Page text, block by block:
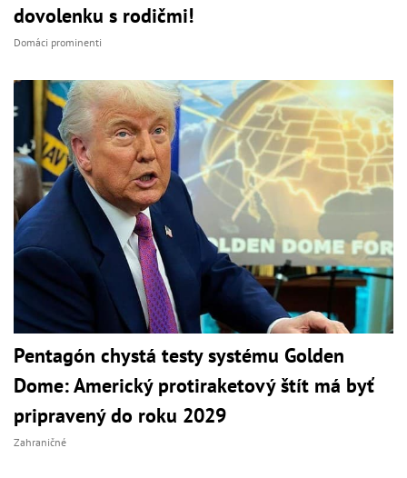
dovolenku s rodičmi!
Domáci prominenti
Pentagón chystá testy systému Golden
Dome: Americký protiraketový štít má byť
pripravený do roku 2029
Zahraničné